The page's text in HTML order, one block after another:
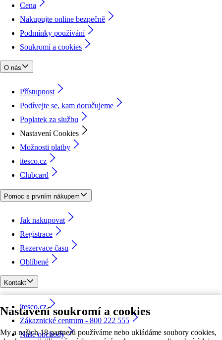
Nastavení soukromí a cookies
My a našich 18 partnerů používáme nebo ukládáme soubory cookies,
Cena
Nakupujte online bezpečně
Podmínky používání
Soukromí a cookies
O nás
Přístupnost
Podívejte se, kam doručujeme
Poplatek za službu
Nastavení Cookies
Možnosti platby
itesco.cz
Clubcard
Pomoc s prvním nákupem
Jak nakupovat
Registrace
Rezervace času
Oblíbené
Kontakt
itesco.cz
Zákaznické centrum - 800 222 555
Naše obchody